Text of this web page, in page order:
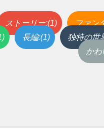
ストーリー:(1)
ファン
長編:(1)
独特の世
かわ